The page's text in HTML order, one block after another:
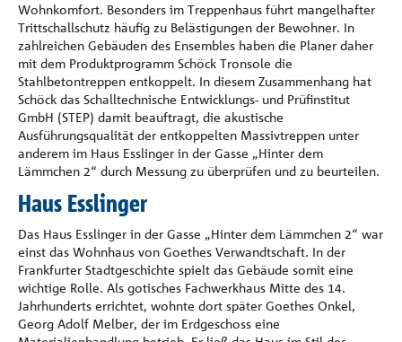
Wohnkomfort. Besonders im Treppenhaus führt mangelhafter
Trittschallschutz häufig zu Belästigungen der Bewohner. In
zahlreichen Gebäuden des Ensembles haben die Planer daher
mit dem Produktprogramm Schöck Tronsole die
Stahlbetontreppen entkoppelt. In diesem Zusammenhang hat
Schöck das Schalltechnische Entwicklungs- und Prüfinstitut
GmbH (STEP) damit beauftragt, die akustische
Ausführungsqualität der entkoppelten Massivtreppen unter
anderem im Haus Esslinger in der Gasse „Hinter dem
Lämmchen 2“ durch Messung zu überprüfen und zu beurteilen.
Haus Esslinger
Das Haus Esslinger in der Gasse „Hinter dem Lämmchen 2“ war
einst das Wohnhaus von Goethes Verwandtschaft. In der
Frankfurter Stadtgeschichte spielt das Gebäude somit eine
wichtige Rolle. Als gotisches Fachwerkhaus Mitte des 14.
Jahrhunderts errichtet, wohnte dort später Goethes Onkel,
Georg Adolf Melber, der im Erdgeschoss eine